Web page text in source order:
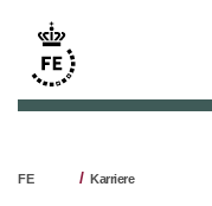
FE Karriere